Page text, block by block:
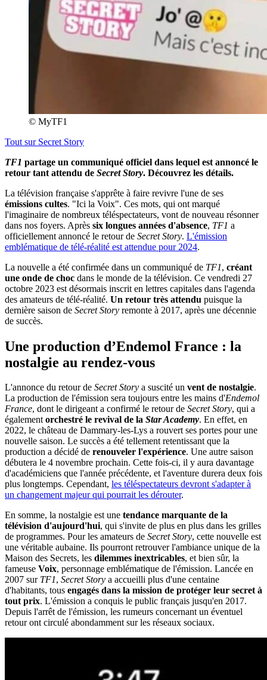
© MyTF1
Tout sur Secret Story
TF1 partage un communiqué officiel dans lequel est annoncé le
retour tant attendu de Secret Story. Découvrez les détails.
La télévision française s'apprête à faire revivre l'une de ses
émissions cultes. "Ici la Voix". Ces mots, qui ont marqué
l'imaginaire de nombreux téléspectateurs, vont de nouveau résonner
dans nos foyers. Après six longues années d'absence, TF1 a
officiellement annoncé le retour de Secret Story. L'émission
emblématique de télé-réalité est attendue pour 2024.
La nouvelle a été confirmée dans un communiqué de TF1, créant
une onde de choc dans le monde de la télévision. Ce vendredi 27
octobre 2023 est désormais inscrit en lettres capitales dans l'agenda
des amateurs de télé-réalité. Un retour très attendu puisque la
dernière saison de Secret Story remonte à 2017, après une décennie
de succès.
Une production d’Endemol France : la
nostalgie au rendez-vous
L'annonce du retour de Secret Story a suscité un vent de nostalgie.
La production de l'émission sera toujours entre les mains d'Endemol
France, dont le dirigeant a confirmé le retour de Secret Story, qui a
égalementorchestré le revival de la Star Academy. En effet, en
2022, le château de Dammary-les-Lys a rouvert ses portes pour une
nouvelle saison. Le succès a été tellement retentissant que la
production a décidé de renouveler l'expérience. Une autre saison
débutera le 4 novembre prochain. Cette fois-ci, il y aura davantage
d'académiciens que l'année précédente, et l'aventure durera deux fois
plus longtemps. Cependant, les téléspectateurs devront s'adapter à
un changement majeur qui pourrait les dérouter.
En somme, la nostalgie est une tendance marquante de la
télévision d'aujourd'hui, qui s'invite de plus en plus dans les grilles
de programmes. Pour les amateurs de Secret Story, cette nouvelle est
une véritable aubaine. Ils pourront retrouver l'ambiance unique de la
Maison des Secrets, les dilemmes inextricables, et bien sûr, la
fameuse Voix, personnage emblématique de l'émission. Lancée en
2007 sur TF1, Secret Story a accueilli plus d'une centaine
d'habitants, tous engagés dans la mission de protéger leur secret à
tout prix. L'émission a conquis le public français jusqu'en 2017.
Depuis l'arrêt de l'émission, les rumeurs concernant un éventuel
retour ont circulé abondamment sur les réseaux sociaux.